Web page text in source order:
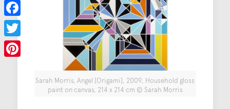
Sarah Morris, Angel [Origami], 2009, Household gloss
paint on canvas, 214 x 214 cm © Sarah Morris
Facebook
Twitter